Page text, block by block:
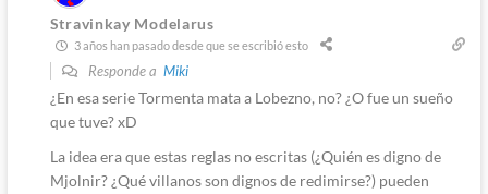
Stravinkay Modelarus
3 años han pasado desde que se escribió esto
Responde a Miki
¿En esa serie Tormenta mata a Lobezno, no? ¿O fue un sueño
que tuve? xD
La idea era que estas reglas no escritas (¿Quién es digno de
Mjolnir? ¿Qué villanos son dignos de redimirse?) pueden